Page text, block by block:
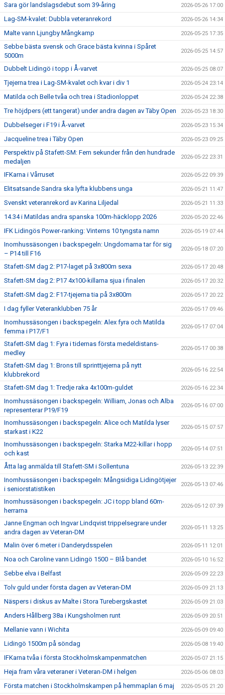
Sara gör landslagsdebut som 39-åring 2026-05-26 17:00
Lag-SM-kvalet: Dubbla veteranrekord 2026-05-26 14:34
Malte vann Ljungby Mångkamp 2026-05-25 17:35
Sebbe bästa svensk och Grace bästa kvinna i Spåret
5000m
2026-05-25 14:57
Dubbelt Lidingö i topp i Å-varvet 2026-05-25 08:07
Tjejerna trea i Lag-SM-kvalet och kvar i div 1 2026-05-24 23:14
Matilda och Belle tvåa och trea i Stadionloppet 2026-05-24 22:38
Tre höjdpers (ett tangerat) under andra dagen av Täby Open 2026-05-23 18:30
Dubbelseger i F19 i Å-varvet 2026-05-23 15:34
Jacqueline trea i Täby Open 2026-05-23 09:25
Perspektiv på Stafett-SM: Fem sekunder från den hundrade
medaljen
2026-05-22 23:31
IFKarna i Vårruset 2026-05-22 09:39
Elitsatsande Sandra ska lyfta klubbens unga 2026-05-21 11:47
Svenskt veteranrekord av Karina Liljedal 2026-05-21 11:33
14.34 i Matildas andra spanska 100m-häcklopp 2026 2026-05-20 22:46
IFK Lidingös Power-ranking: Vinterns 10 tyngsta namn 2026-05-19 07:44
Inomhussäsongen i backspegeln: Ungdomarna tar för sig
– P14 till F16
2026-05-18 07:20
Stafett-SM dag 2: P17-laget på 3x800m sexa 2026-05-17 20:48
Stafett-SM dag 2: P17 4x100-killarna sjua i finalen 2026-05-17 20:32
Stafett-SM dag 2: F17-tjejerna tia på 3x800m 2026-05-17 20:22
I dag fyller Veteranklubben 75 år 2026-05-17 09:46
Inomhussäsongen i backspegeln: Alex fyra och Matilda
femma i P17/F1
2026-05-17 07:04
Stafett-SM dag 1: Fyra i tidernas första medeldistans-
medley
2026-05-17 00:38
Stafett-SM dag 1: Brons till sprinttjejerna på nytt
klubbrekord
2026-05-16 22:54
Stafett-SM dag 1: Tredje raka 4x100m-guldet 2026-05-16 22:34
Inomhussäsongen i backspegeln: William, Jonas och Alba
representerar P19/F19
2026-05-16 07:00
Inomhussäsongen i backspegeln: Alice och Matilda lyser
starkast i K22
2026-05-15 07:57
Inomhussäsongen i backspegeln: Starka M22-killar i hopp
och kast
2026-05-14 07:51
Åtta lag anmälda till Stafett-SM i Sollentuna 2026-05-13 22:39
Inomhussäsongen i backspegeln: Mångsidiga Lidingötjejer
i seniorstatistiken
2026-05-13 07:46
Inomhussäsongen i backspegeln: JC i topp bland 60m-
herrarna
2026-05-12 07:39
Janne Engman och Ingvar Lindqvist trippelsegrare under
andra dagen av Veteran-DM
2026-05-11 13:25
Malin över 6 meter i Danderydsspelen 2026-05-11 12:01
Noa och Caroline vann Lidingö 1500 – Blå bandet 2026-05-10 16:52
Sebbe elva i Belfast 2026-05-09 22:23
Tolv guld under första dagen av Veteran-DM 2026-05-09 21:13
Näspers i diskus av Malte i Stora Turebergskastet 2026-05-09 21:03
Anders Hållberg 38a i Kungsholmen runt 2026-05-09 20:51
Mellanie vann i Wichita 2026-05-09 09:40
Lidingö 1500m på söndag 2026-05-08 19:40
IFKarna tvåa i första Stockholmskampenmatchen 2026-05-07 21:15
Heja fram våra veteraner i Veteran-DM i helgen 2026-05-06 08:03
Första matchen i Stockholmskampen på hemmaplan 6 maj 2026-05-05 21:20